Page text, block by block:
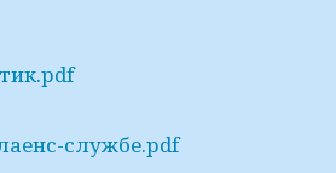
службе.pdf